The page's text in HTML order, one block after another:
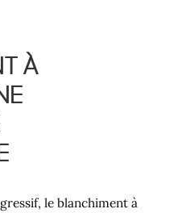
À
le blanchiment à